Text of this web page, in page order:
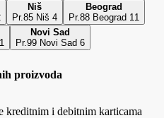
Niš
Pr.85 Niš 4
Beograd
Pr.88 Beograd 11
Novi Sad
Pr.99 Novi Sad 6
proizvoda
kreditnim i debitnim karticama